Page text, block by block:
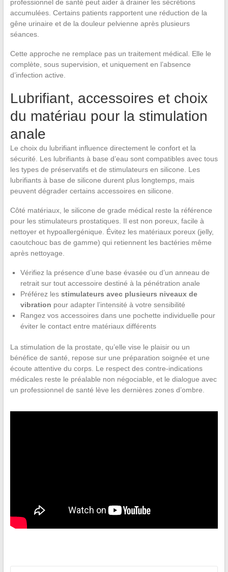
professionnel de santé peut aider à drainer les sécrétions
accumulées. Certains patients rapportent une réduction de la
gêne urinaire et de la douleur pelvienne après plusieurs
séances.
Cette approche ne remplace pas un traitement médical. Elle le
complète, sous supervision, et uniquement en l’absence
d’infection active.
Lubrifiant, accessoires et choix
du matériau pour la stimulation
anale
Le choix du lubrifiant influence directement le confort et la
sécurité. Les lubrifiants à base d’eau sont compatibles avec tous
les types de préservatifs et de stimulateurs en silicone. Les
lubrifiants à base de silicone durent plus longtemps, mais
peuvent dégrader certains accessoires en silicone.
Côté matériaux, le silicone de grade médical reste la référence
pour les stimulateurs prostatiques. Il est non poreux, facile à
nettoyer et hypoallergénique. Évitez les matériaux poreux (jelly,
caoutchouc bas de gamme) qui retiennent les bactéries même
après nettoyage.
Vérifiez la présence d’une base évasée ou d’un anneau de
retrait sur tout accessoire destiné à la pénétration anale
Préférez les stimulateurs avec plusieurs niveaux de
vibration pour adapter l’intensité à votre sensibilité
Rangez vos accessoires dans une pochette individuelle pour
éviter le contact entre matériaux différents
La stimulation de la prostate, qu’elle vise le plaisir ou un
bénéfice de santé, repose sur une préparation soignée et une
écoute attentive du corps. Le respect des contre-indications
médicales reste le préalable non négociable, et le dialogue avec
un professionnel de santé lève les dernières zones d’ombre.